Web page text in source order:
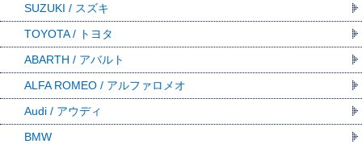
SUZUKI / スズキ
TOYOTA / トヨタ
ABARTH / アバルト
ALFA ROMEO / アルファロメオ
Audi / アウディ
BMW